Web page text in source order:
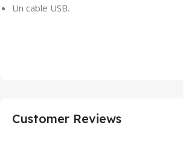
Un cable USB.
Customer Reviews